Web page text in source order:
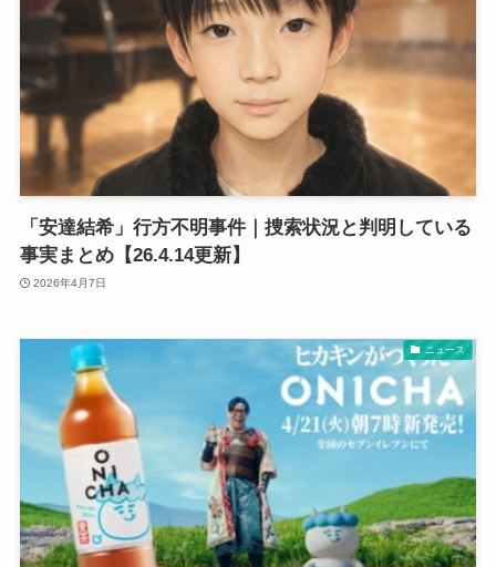
「安達結希」行方不明事件｜捜索状況と判明している
事実まとめ【26.4.14更新】
2026年4月7日
ニュース